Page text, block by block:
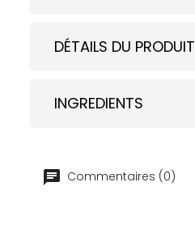
DÉTAILS DU PRODUIT
INGREDIENTS
Commentaires (0)